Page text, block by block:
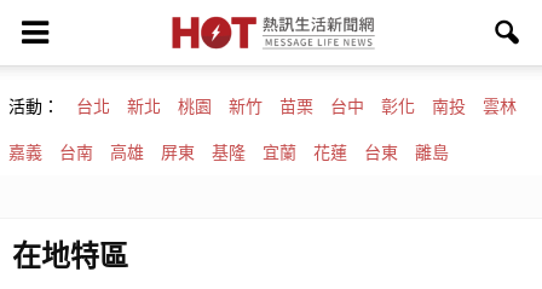
活動： 台北 新北 桃園 新竹 苗栗 台中 彰化 南投 雲林
嘉義 台南 高雄 屏東 基隆 宜蘭 花蓮 台東 離島
在地特區